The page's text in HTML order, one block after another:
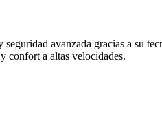
avanzada gracias a su
confort a altas velocidades.